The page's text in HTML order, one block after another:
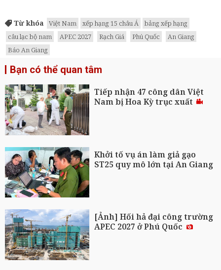
Từ khóa Việt Nam xếp hạng 15 châu Á
bảng xếp hạng
câu lạc bộ nam
APEC 2027 Rạch Giá Phú Quốc
An Giang
Báo An Giang
Bạn có thể quan tâm
Tiếp nhận 47 công dân Việt
Nam bị Hoa Kỳ trục xuất
Khởi tố vụ án làm giả gạo
ST25 quy mô lớn tại An Giang
[Ảnh] Hối hả đại công trường
APEC 2027 ở Phú Quốc